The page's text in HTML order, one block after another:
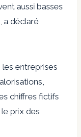
aussi basses
a déclaré
entreprises
chiffres fictifs
prix des